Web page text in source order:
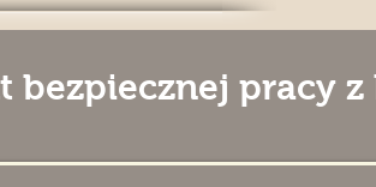
bezpiecznej pracy